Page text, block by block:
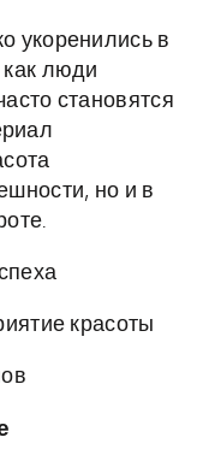
укоренились в
люди
становятся
но и в
красоты